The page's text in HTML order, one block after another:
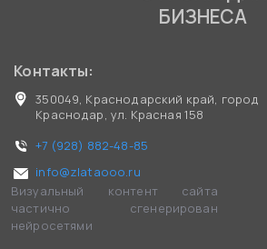
БИЗНЕСА
Контакты:
350049, Краснодарский край, город
Краснодар, ул. Красная 158
+7 (928) 882-48-85
info@zlataooo.ru
Визуальный контент сайта
частично сгенерирован
нейросетями